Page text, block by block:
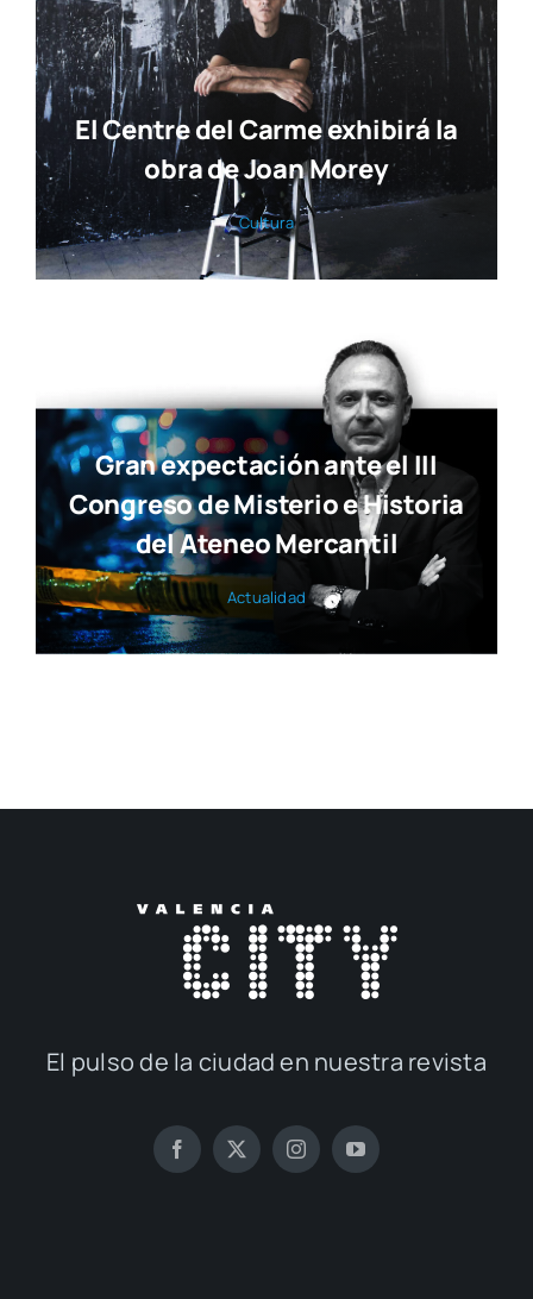
El Centre del Carme exhibirá la
obra de Joan Morey
Cul­tu­ra
Gran expectación ante el III
Congreso de Misterio e Historia
del Ateneo Mercantil
Actua­li­dad
El pul­so de la ciu­dad en nues­tra revis­ta